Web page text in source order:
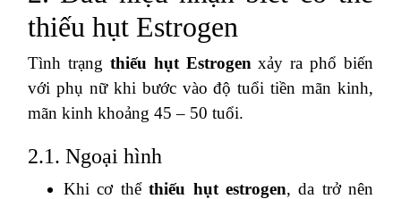
thiếu hụt Estrogen
Tình trạng thiếu hụt Estrogen xảy ra phổ biến
với phụ nữ khi bước vào độ tuổi tiền mãn kinh,
mãn kinh khoảng 45 – 50 tuổi.
2.1. Ngoại hình
Khi cơ thểthiếu hụt estrogen, da trở nên